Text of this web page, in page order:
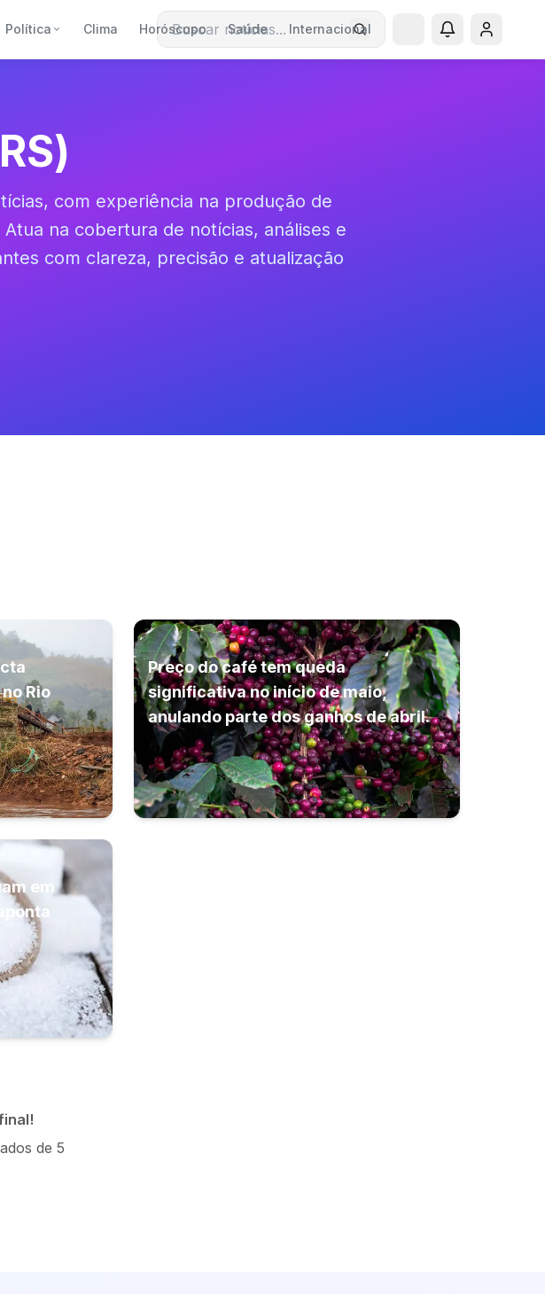
Política Clima Horóscopo Saúde Internacional
Buscar notícias
com experiência na produção de
na cobertura de notícias, análises e
com clareza, precisão e atualização
Rio
Preço do café tem queda
significativa no início de maio,
anulando parte dos ganhos de abril.
em
de 5